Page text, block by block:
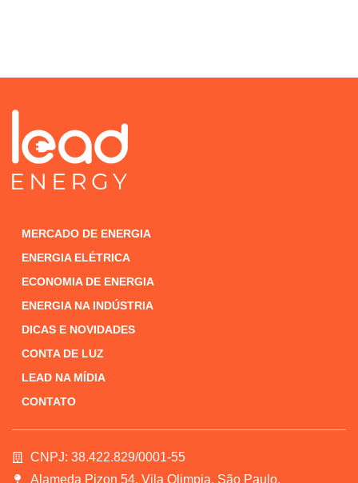
MERCADO DE ENERGIA
ENERGIA ELÉTRICA
ECONOMIA DE ENERGIA
ENERGIA NA INDÚSTRIA
DICAS E NOVIDADES
CONTA DE LUZ
LEAD NA MÍDIA
CONTATO
CNPJ: 38.422.829/0001-55
Alameda Pizon 54, Vila Olimpia, São Paulo.